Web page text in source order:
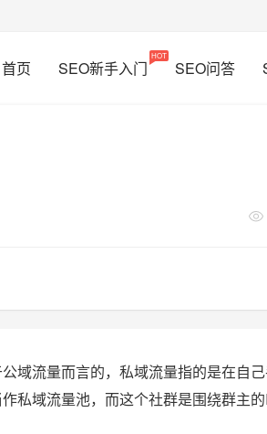
首页 SEO新手入门
HOT
SEO问答
域流量而言的，私域流量指的是在自
私域流量池，而这个社群是围绕群主